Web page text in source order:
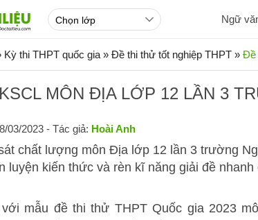
Ngữ
Kỳ thi THPT quốc gia » Đề thi thử tốt nghiệp THPT » Đề
MÔN ĐỊA LỚP 12 LẦN 3
03/2023 - Tác giả: Hoài Anh
chất lượng môn Địa lớp 12 lần 3 trường
luyện kiến thức và rèn kĩ năng giải đề nhanh
mẫu đề thi thử THPT Quốc gia 2023